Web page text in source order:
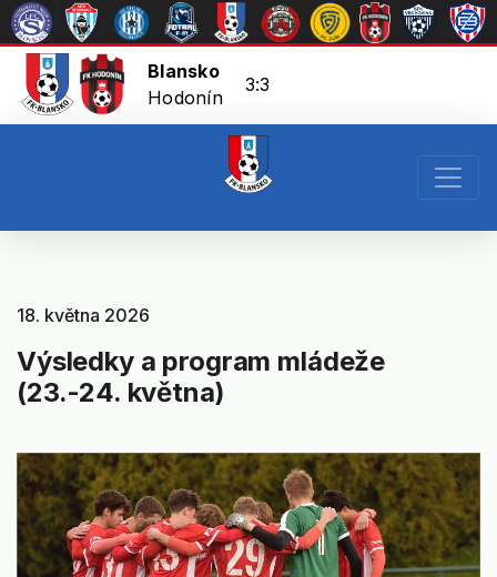
Blansko
Hodonín
3:3
18. května 2026
Výsledky a program mládeže
(23.-24. května)